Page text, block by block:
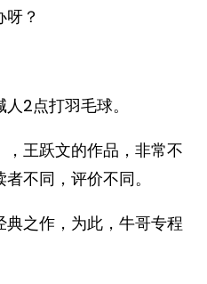
？
2点打羽毛球。
王跃文的作品，非常不
不同，评价不同。
之作，为此，牛哥专程